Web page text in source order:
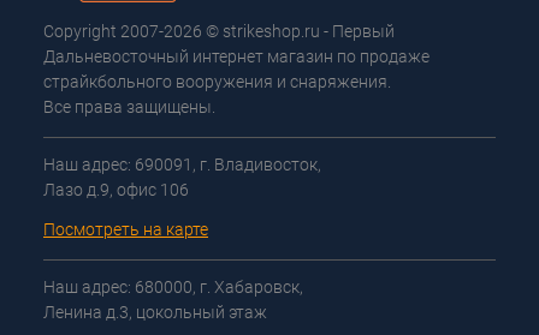
Copyright 2007-2026 © strikeshop.ru - Первый
Дальневосточный интернет магазин по продаже
страйкбольного вооружения и снаряжения.
Все права защищены.
Наш адрес: 690091, г. Владивосток,
Лазо д.9, офис 106
Посмотреть на карте
Наш адрес: 680000, г. Хабаровск,
Ленина д.3, цокольный этаж